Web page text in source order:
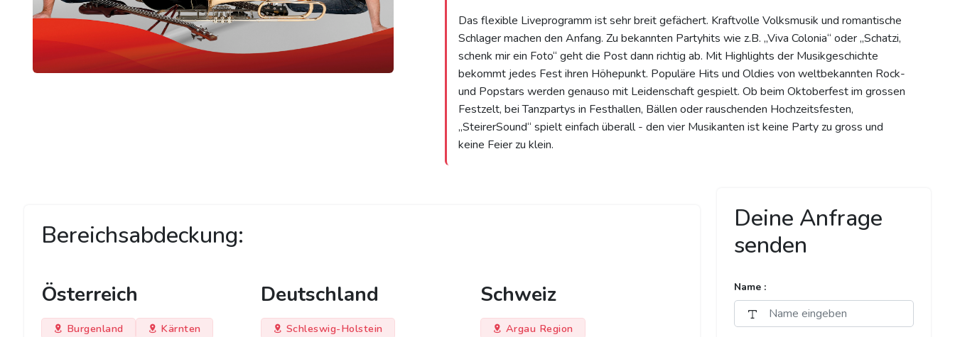
Das flexible Liveprogramm ist sehr breit gefächert. Kraftvolle Volksmusik und romantische
Schlager machen den Anfang. Zu bekannten Partyhits wie z.B. „Viva Colonia“ oder „Schatzi,
schenk mir ein Foto“ geht die Post dann richtig ab. Mit Highlights der Musikgeschichte
bekommt jedes Fest ihren Höhepunkt. Populäre Hits und Oldies von weltbekannten Rock-
und Popstars werden genauso mit Leidenschaft gespielt. Ob beim Oktoberfest im grossen
Festzelt, bei Tanzpartys in Festhallen, Bällen oder rauschenden Hochzeitsfesten,
„SteirerSound“ spielt einfach überall - den vier Musikanten ist keine Party zu gross und
keine Feier zu klein.
Bereichsabdeckung:
Österreich
Burgenland
Kärnten
Deutschland
Schleswig-Holstein
Schweiz
Argau Region
Deine Anfrage
senden
Name :